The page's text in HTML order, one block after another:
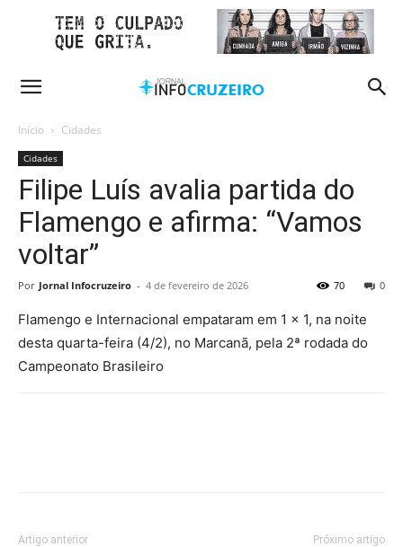
Início Cidades
Cidades
Filipe Luís avalia partida do
Flamengo e afirma: “Vamos
voltar”
Por Jornal Infocruzeiro - 4 de fevereiro de 2026 0
70
Flamengo e Internacional empataram em 1 x 1, na noite
desta quarta-feira (4/2), no Marcanã, pela 2ª rodada do
Campeonato Brasileiro
Artigo anterior Próximo artigo